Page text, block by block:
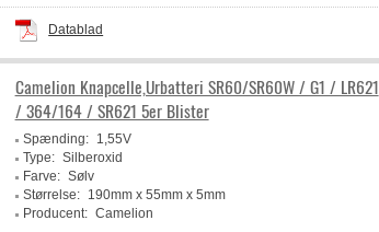
Datablad
Camelion Knapcelle,Urbatteri SR60/SR60W / G1 / LR621
/ 364/164 / SR621 5er Blister
Spænding:
1,55V
Type: Silberoxid
Farve: Sølv
Størrelse:
190mm x 55mm x 5mm
Producent: Camelion